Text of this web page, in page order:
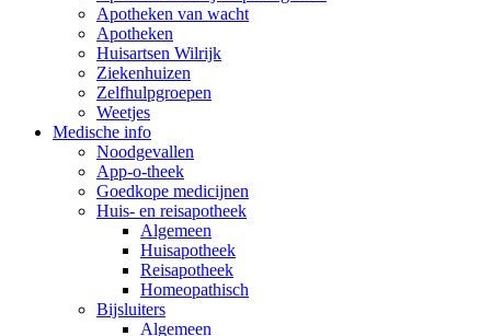
Apotheken van wacht
Apotheken
Huisartsen Wilrijk
Ziekenhuizen
Zelfhulpgroepen
Weetjes
Medische info
Noodgevallen
App-o-theek
Goedkope medicijnen
Huis- en reisapotheek
Algemeen
Huisapotheek
Reisapotheek
Homeopathisch
Bijsluiters
Algemeen